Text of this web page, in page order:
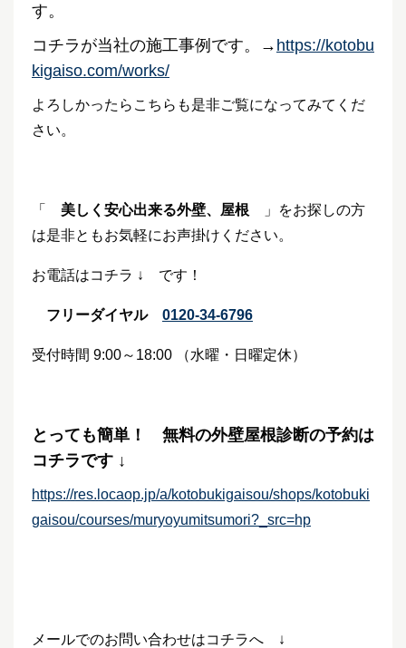
す。
コチラが当社の施工事例です。→ https://kotobu
kigaiso.com/works/
よろしかったらこちらも是非ご覧になってみてくだ
さい。
「 美しく安心出来る外壁、屋根 」をお探しの方
は是非ともお気軽にお声掛けください。
お電話はコチラ ↓ です！
フリーダイヤル 0120-34-6796
受付時間 9:00～18:00 （水曜・日曜定休）
とっても簡単！ 無料の外壁屋根診断の予約は
コチラです ↓
https://res.locaop.jp/a/kotobukigaisou/shops/kotobuki
gaisou/courses/muryoyumitsumori?_src=hp
メールでのお問い合わせはコチラへ ↓